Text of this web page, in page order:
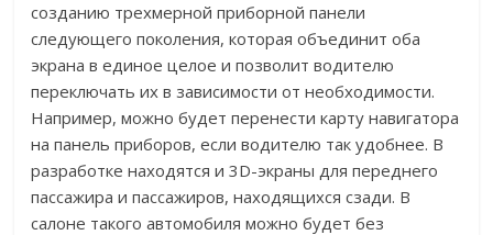
созданию трехмерной приборной панели
следующего поколения, которая объединит оба
экрана в единое целое и позволит водителю
переключать их в зависимости от необходимости.
Например, можно будет перенести карту навигатора
на панель приборов, если водителю так удобнее. В
разработке находятся и 3D-экраны для переднего
пассажира и пассажиров, находящихся сзади. В
салоне такого автомобиля можно будет без